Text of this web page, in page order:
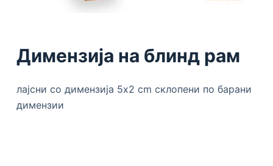
Димензија на блинд рам
лајсни со димензија 5х2 cm склопени по барани
димензии